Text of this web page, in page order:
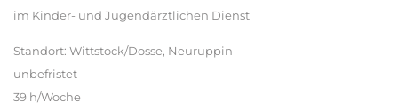
im Kinder- und Jugendärztlichen Dienst
Standort: Wittstock/Dosse, Neuruppin
unbefristet
39 h/Woche